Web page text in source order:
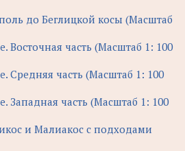
до Беглицкой косы (Масштаб
Восточная часть (Масштаб 1: 100
Средняя часть (Масштаб 1: 100
Западная часть (Масштаб 1: 100
и Малиакос с подходами